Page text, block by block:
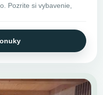
Pozrite si vybavenie,